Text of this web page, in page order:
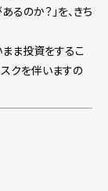
のか？」を、きち
ま投資をするこ
スクを伴いますの